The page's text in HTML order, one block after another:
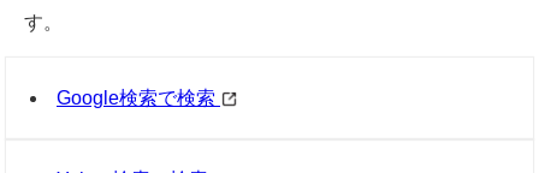
す。
Google検索で検索